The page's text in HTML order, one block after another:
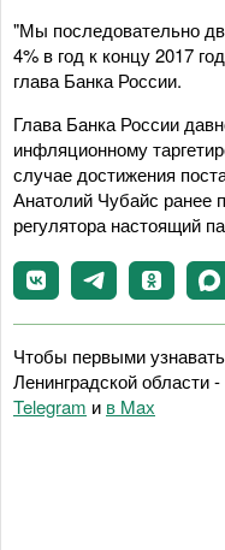
"Мы последовательно
4% в год к концу 2017
глава Банка России.
Глава Банка России
инфляционному
случае достижения
Анатолий Чубайс ранее
регулятора настоящий
Чтобы первыми
Ленинградской области
Telegram и в Maх